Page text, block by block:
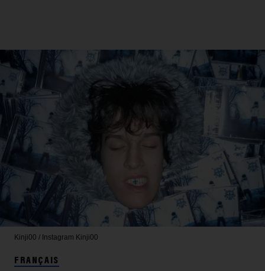
Kinji00 / Instagram Kinji00
FRANÇAIS